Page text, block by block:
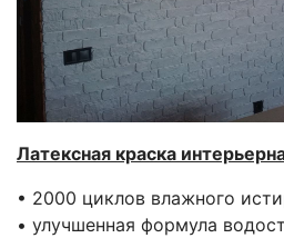
Латексная краска
• 2000 циклов влажного
• улучшенная формула